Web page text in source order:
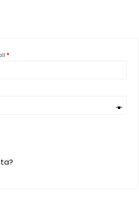
*Richiesto